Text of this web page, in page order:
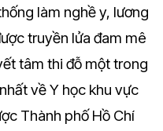
làm nghề y, lương
truyền lửa đam mê
tâm thi đỗ một trong
về Y học khu vực
Thành phố Hồ Chí